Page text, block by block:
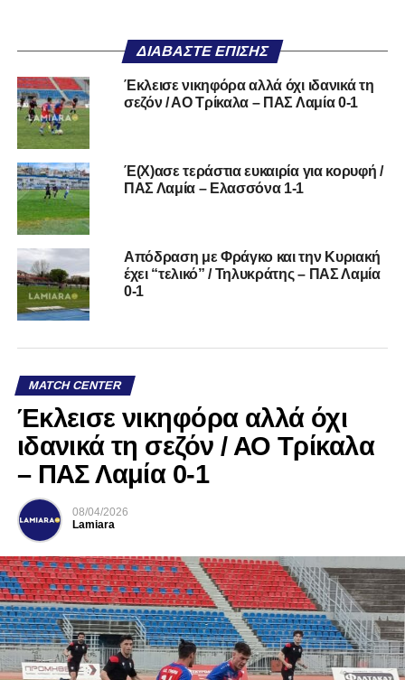
ΔΙΑΒΆΣΤΕ ΕΠΊΣΗΣ
Έκλεισε νικηφόρα αλλά όχι ιδανικά τη
σεζόν / ΑΟ Τρίκαλα – ΠΑΣ Λαμία 0-1
Έ(Χ)ασε τεράστια ευκαιρία για κορυφή /
ΠΑΣ Λαμία – Ελασσόνα 1-1
Απόδραση με Φράγκο και την Κυριακή
έχει “τελικό” / Τηλυκράτης – ΠΑΣ Λαμία
0-1
MATCH CENTER
Έκλεισε νικηφόρα αλλά όχι
ιδανικά τη σεζόν / ΑΟ Τρίκαλα
– ΠΑΣ Λαμία 0-1
08/04/2026
Lamiara